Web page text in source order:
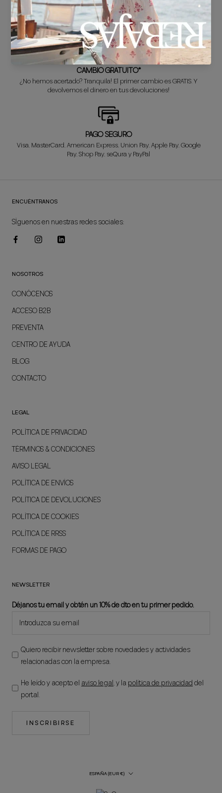
ENTREGA EN 24/48h
Sabemos que no puedes esperar a estrenar tu nuevo look, así que lo
preparamos súper rápido para ti.
CAMBIO GRATUITO*
¿No hemos acertado? Tranquila! El primer cambio es GRATIS. Y
devolvemos el dinero en tus devoluciones!
PAGO SEGURO
Visa, MasterCard, American Express, Union Pay, Apple Pay, Google
Pay, Shop Pay, seQura y PayPal
ENCUÉNTRANOS
SÍguenos en nuestras redes sociales:
NOSOTROS
CONÓCENOS
ACCESO B2B
PREVENTA
CENTRO DE AYUDA
BLOG
CONTACTO
LEGAL
POLÍTICA DE PRIVACIDAD
TÉRMINOS & CONDICIONES
AVISO LEGAL
POLÍTICA DE ENVÍOS
POLÍTICA DE DEVOLUCIONES
POLÍTICA DE COOKIES
POLÍTICA DE RRSS
FORMAS DE PAGO
NEWSLETTER
Déjanos tu email y obtén un 10% de dto en tu primer pedido.
Quiero recibir newsletter sobre novedades y actividades
relacionadas con la empresa.
He leído y acepto el aviso legal, y lapolítica de privacidaddel
portal.
INSCRIBIRSE
País/región
ESPAÑA (EUR €)